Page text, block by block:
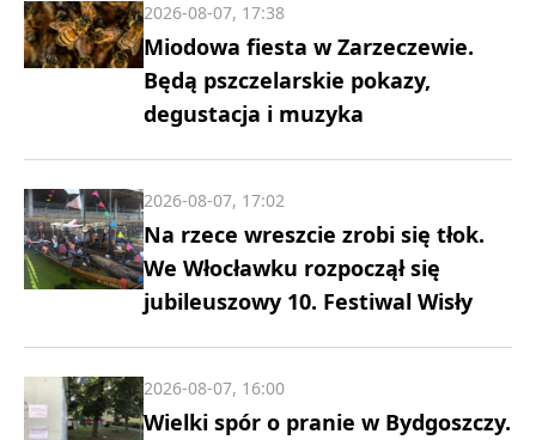
Miodowa fiesta w Zarzeczewie.
Będą pszczelarskie pokazy,
degustacja i muzyka
2026-08-07, 17:38
Na rzece wreszcie zrobi się tłok.
We Włocławku rozpoczął się
jubileuszowy 10. Festiwal Wisły
2026-08-07, 17:02
Wielki spór o pranie w Bydgoszczy.
2026-08-07, 16:00